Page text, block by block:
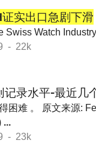
实出口急剧下滑
Swiss Watch Industry
- 22k
录水平-最近几
困难 。 原文来源:
...
- 23k